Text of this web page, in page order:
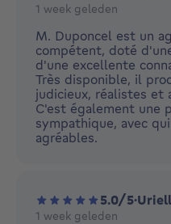
1 week geleden
M. Duponcel est un
compétent, doté
d'une excellente
Très disponible, il
judicieux, réalistes et
C'est également une
sympathique, avec
agréables.
5.0/5·
1 week geleden